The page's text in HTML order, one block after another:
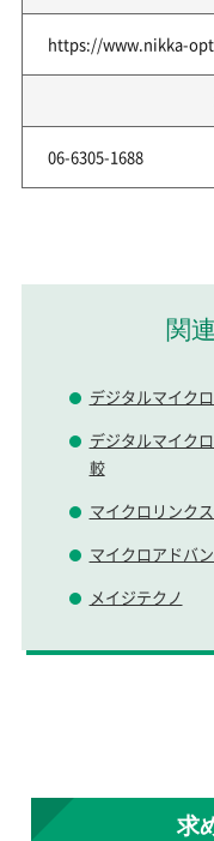
https://www.nikka-
06-6305-1688
関
デジタルマイク
デジタルマイク
較
マイクロリンク
マイクロアドバ
メイジテクノ
求